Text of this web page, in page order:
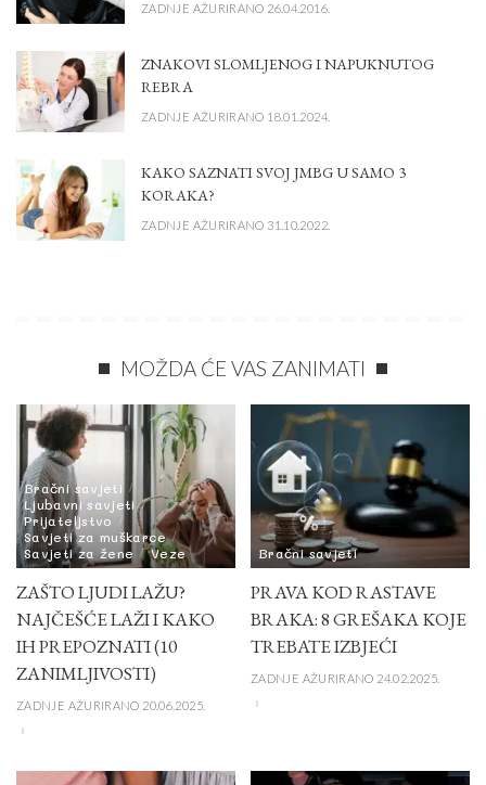
ZADNJE AŽURIRANO 26.04.2016.
ZNAKOVI SLOMLJENOG I NAPUKNUTOG
REBRA
ZADNJE AŽURIRANO 18.01.2024.
KAKO SAZNATI SVOJ JMBG U SAMO 3
KORAKA?
ZADNJE AŽURIRANO 31.10.2022.
MOŽDA ĆE VAS ZANIMATI
Bračni savjeti
Ljubavni savjeti
Prijateljstvo
Savjeti za muškarce
Savjeti za žene
Veze
ZAŠTO LJUDI LAŽU?
NAJČEŠĆE LAŽI I KAKO
IH PREPOZNATI (10
ZANIMLJIVOSTI)
ZADNJE AŽURIRANO 20.06.2025.
Bračni savjeti
PRAVA KOD RASTAVE
BRAKA: 8 GREŠAKA KOJE
TREBATE IZBJEĆI
ZADNJE AŽURIRANO 24.02.2025.